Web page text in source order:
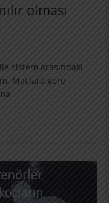
olması
sistem arasındaki
Maçlara göre